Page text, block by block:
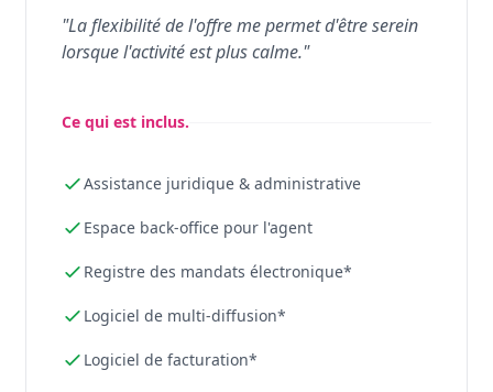
"La flexibilité de l'offre me permet d'être serein
lorsque l'activité est plus calme."
Ce qui est inclus.
Assistance juridique & administrative
Espace back-office pour l'agent
Registre des mandats électronique*
Logiciel de multi-diffusion*
Logiciel de facturation*